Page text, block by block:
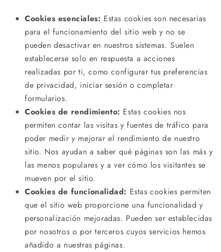
Cookies esenciales: Estas cookies son necesarias
para el funcionamiento del sitio web y no se
pueden desactivar en nuestros sistemas. Suelen
establecerse solo en respuesta a acciones
realizadas por ti, como configurar tus preferencias
de privacidad, iniciar sesión o completar
formularios.
Cookies de rendimiento: Estas cookies nos
permiten contar las visitas y fuentes de tráfico para
poder medir y mejorar el rendimiento de nuestro
sitio. Nos ayudan a saber qué páginas son las más y
las menos populares y a ver cómo los visitantes se
mueven por el sitio.
Cookies de funcionalidad: Estas cookies permiten
que el sitio web proporcione una funcionalidad y
personalización mejoradas. Pueden ser establecidas
por nosotros o por terceros cuyos servicios hemos
añadido a nuestras páginas.